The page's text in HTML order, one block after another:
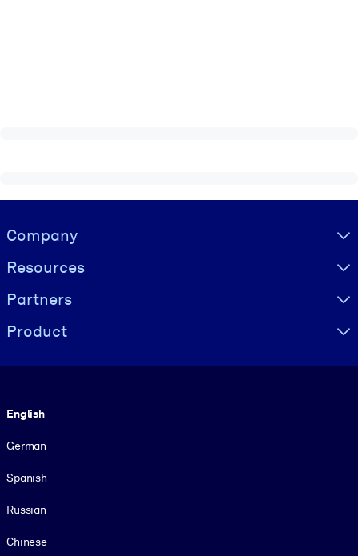
Visually hidden Text
Company
Resources
Partners
Product
English
German
Spanish
Russian
Chinese